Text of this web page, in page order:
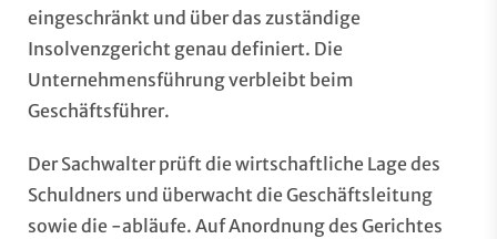
eingeschränkt und über das zuständige
Insolvenzgericht genau definiert. Die
Unternehmensführung verbleibt beim
Geschäftsführer.
Der Sachwalter prüft die wirtschaftliche Lage des
Schuldners und überwacht die Geschäftsleitung
sowie die -abläufe. Auf Anordnung des Gerichtes